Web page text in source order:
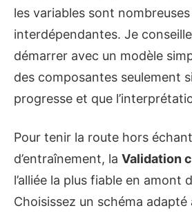
les variables sont
interdépendantes. Je
démarrer avec un modèle
des composantes seulement
progresse et que
Pour tenir la route hors
d’entraînement, la Validation
l’alliée la plus fiable en amont
Choisissez un schéma